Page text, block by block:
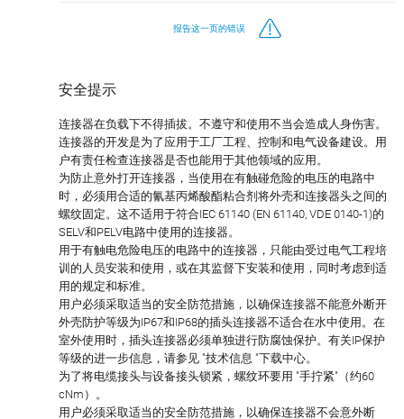
报告这一页的错误
安全提示
连接器在负载下不得插拔。不遵守和使用不当会造成人身伤害。
连接器的开发是为了应用于工厂工程、控制和电气设备建设。用
户有责任检查连接器是否也能用于其他领域的应用。
为防止意外打开连接器，当使用在有触碰危险的电压的电路中
时，必须用合适的氰基丙烯酸酯粘合剂将外壳和连接器头之间的
螺纹固定。这不适用于符合IEC 61140 (EN 61140, VDE 0140-1)的
SELV和PELV电路中使用的连接器。
用于有触电危险电压的电路中的连接器，只能由受过电气工程培
训的人员安装和使用，或在其监督下安装和使用，同时考虑到适
用的规定和标准。
用户必须采取适当的安全防范措施，以确保连接器不能意外断开
外壳防护等级为IP67和IP68的插头连接器不适合在水中使用。在
室外使用时，插头连接器必须单独进行防腐蚀保护。有关IP保护
等级的进一步信息，请参见 "技术信息 "下载中心。
为了将电缆接头与设备接头锁紧，螺纹环要用 "手拧紧"（约60
cNm）。
用户必须采取适当的安全防范措施，以确保连接器不会意外断